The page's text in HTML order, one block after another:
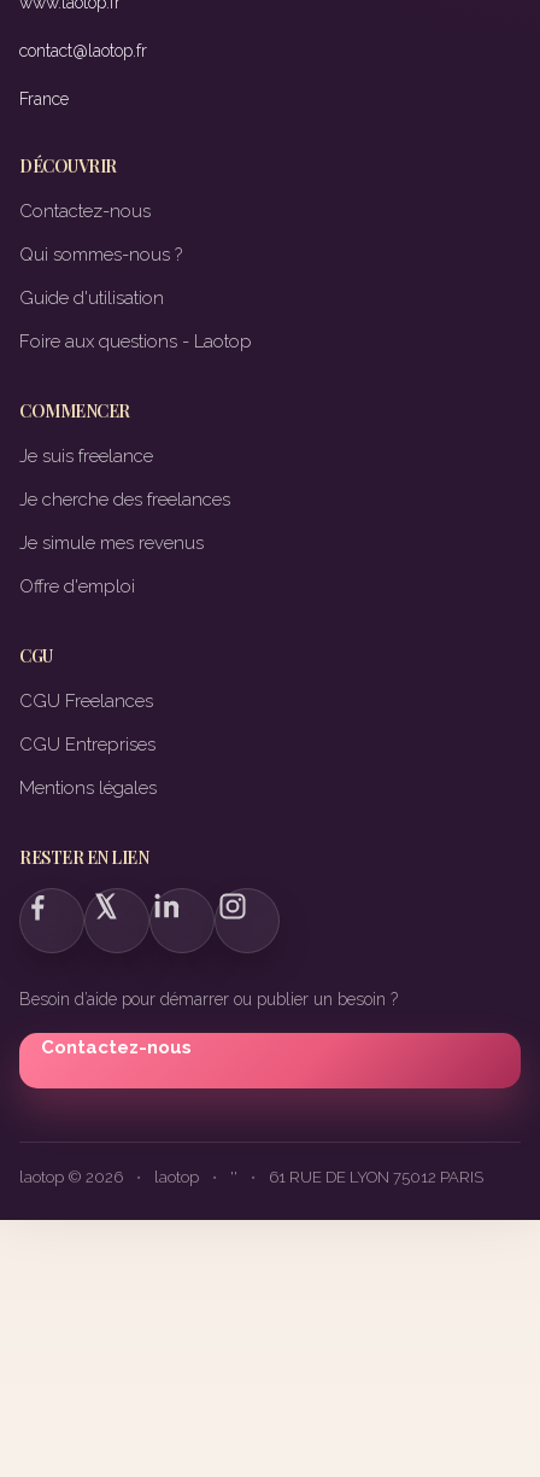
contact@laotop.fr
France
DÉCOUVRIR
Contactez-nous
Qui sommes-nous ?
Guide d'utilisation
Foire aux questions - Laotop
COMMENCER
Je suis freelance
Je cherche des freelances
Je simule mes revenus
Offre d'emploi
CGU
CGU Freelances
CGU Entreprises
Mentions légales
RESTER EN LIEN
Besoin d’aide pour démarrer ou publier un besoin ?
Contactez-nous
laotop © 2026 • laotop • '' • 61 RUE DE LYON 75012 PARIS